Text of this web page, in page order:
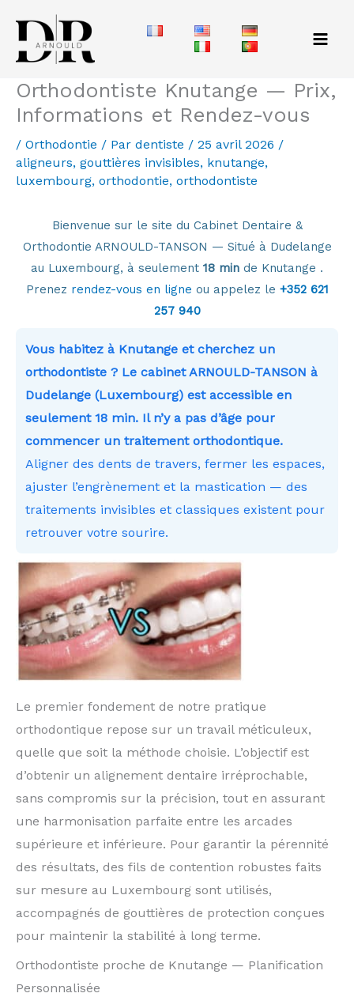
contenu
Orthodontiste Knutange — Prix,
Informations et Rendez-vous
/ Orthodontie / Par dentiste / 25 avril 2026 /
aligneurs, gouttières invisibles, knutange,
luxembourg, orthodontie, orthodontiste
Bienvenue sur le site du Cabinet Dentaire &
Orthodontie ARNOULD-TANSON — Situé à Dudelange
au Luxembourg, à seulement 18 min de Knutange .
Prenez rendez-vous en ligne ou appelez le +352 621
257 940
Vous habitez à Knutange et cherchez un
orthodontiste ? Le cabinet ARNOULD-TANSON à
Dudelange (Luxembourg) est accessible en
seulement 18 min. Il n’y a pas d’âge pour
commencer un traitement orthodontique.
Aligner des dents de travers, fermer les espaces,
ajuster l’engrènement et la mastication — des
traitements invisibles et classiques existent pour
retrouver votre sourire.
Le premier fondement de notre pratique
orthodontique repose sur un travail méticuleux,
quelle que soit la méthode choisie. L’objectif est
d’obtenir un alignement dentaire irréprochable,
sans compromis sur la précision, tout en assurant
une harmonisation parfaite entre les arcades
supérieure et inférieure. Pour garantir la pérennité
des résultats, des fils de contention robustes faits
sur mesure au Luxembourg sont utilisés,
accompagnés de gouttières de protection conçues
pour maintenir la stabilité à long terme.
Orthodontiste proche de Knutange — Planification
Personnalisée